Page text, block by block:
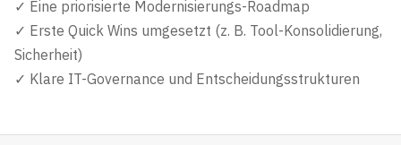
✓ Eine priorisierte Modernisierungs-Roadmap
✓ Erste Quick Wins umgesetzt (z. B. Tool-Konsolidierung,
Sicherheit)
✓ Klare IT-Governance und Entscheidungsstrukturen